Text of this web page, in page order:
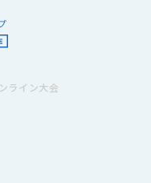
ライン大会